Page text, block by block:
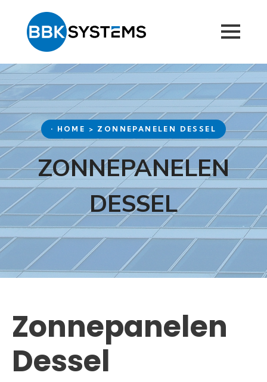
• HOME > ZONNEPANELEN DESSEL
ZONNEPANELEN
DESSEL
Zonnepanelen
Dessel